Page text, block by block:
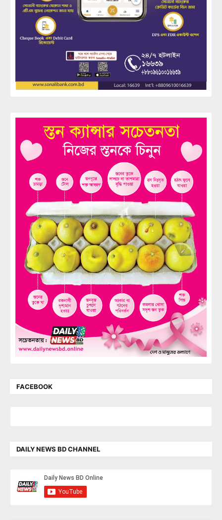
FACEBOOK
DAILY NEWS BD CHANNEL